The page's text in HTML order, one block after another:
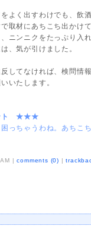
よく出すわけでも、飲
取材にあちこち出かけ
ニンニクをたっぷり入
、気が引けました。
してなければ、検問情
いたします。
ト ★★★
っちゃうわね。あちこ
AM |comments (0) |